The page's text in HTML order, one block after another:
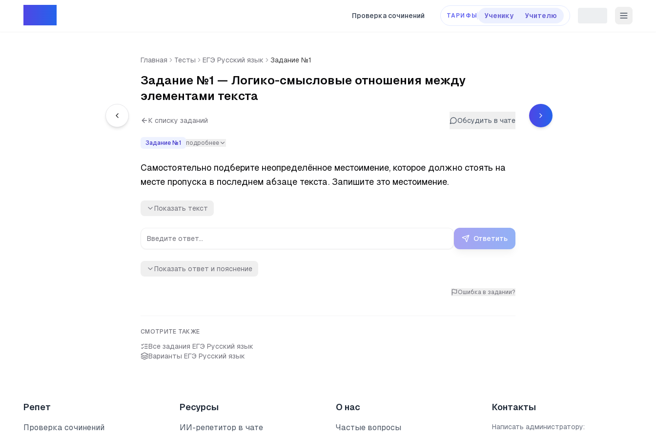
Проверка сочинений ТАРИФЫ Ученику Учителю
Главная Тесты ЕГЭ Русский язык Задание №1
Задание №1 — Логико-смысловые отношения между
элементами текста
К списку заданий Обсудить в чате
Задание №1 подробнее
Самостоятельно подберите неопределённое местоимение, которое должно стоять на
месте пропуска в последнем абзаце текста. Запишите зто местоимение.
Показать текст
Ответить
Показать ответ и пояснение
Ошибка в задании?
СМОТРИТЕ ТАКЖЕ
Все задания ЕГЭ Русский язык
Варианты ЕГЭ Русский язык
Репет
Проверка сочинений
Ресурсы
ИИ-репетитор в чате
О нас
Частые вопросы
Контакты
Написать администратору: